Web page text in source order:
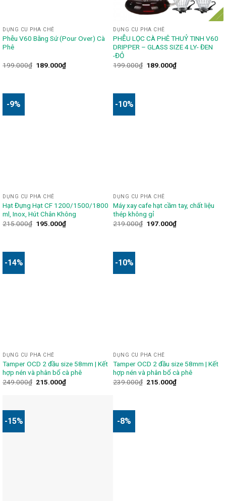
DỤNG CU PHA CHẾ
Phễu V60 Bằng Sứ (Pour Over) Cà
Phê
199.000₫ 189.000₫
DỤNG CU PHA CHẾ
PHỄU LỌC CÀ PHÊ THUỶ TINH V60
DRIPPER – GLASS SIZE 4 LY- ĐEN
-ĐỎ
199.000₫ 189.000₫
-9%
DỤNG CU PHA CHẾ
Hạt Đựng Hạt CF 1200/1500/1800
ml, Inox, Hút Chân Không
215.000₫ 195.000₫
-10%
DỤNG CU PHA CHẾ
Máy xay cafe hạt cầm tay, chất liệu
thép không gỉ
219.000₫ 197.000₫
-14%
DỤNG CU PHA CHẾ
Tamper OCD 2 đầu size 58mm | Kết
hợp nén và phân bổ cà phê
249.000₫ 215.000₫
-10%
DỤNG CU PHA CHẾ
Tamper OCD 2 đầu size 58mm | Kết
hợp nén và phân bổ cà phê
239.000₫ 215.000₫
-15% -8%